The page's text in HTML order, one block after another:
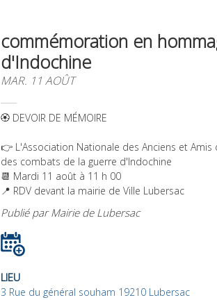
commémoration en
d'Indochine
MAR. 11 AOÛT
🏵️ DEVOIR DE MÉMOIRE
👉 L'Association Nationale des Anciens et Amis
des combats de la guerre d'Indochine
📆 Mardi 11 août à 11 h 00
📍 RDV devant la mairie de Ville Lubersac
Publié par Mairie de Lubersac
LIEU
3 Rue du général souham 19210 Lubersac